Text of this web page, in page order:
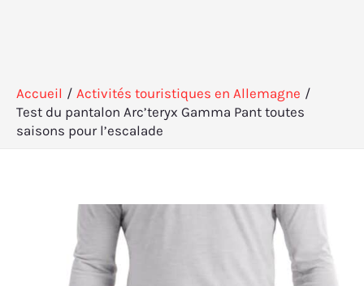
Accueil
Activités touristiques en Allemagne
Test du pantalon Arc’teryx Gamma Pant toutes
saisons pour l’escalade